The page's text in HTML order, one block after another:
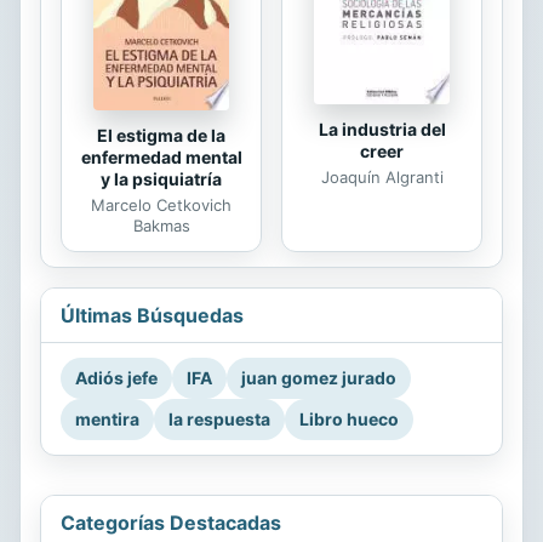
El estigma de la
enfermedad mental
y la psiquiatría
Marcelo Cetkovich
Bakmas
La industria del
creer
Joaquín Algranti
Últimas Búsquedas
Adiós jefe IFA
juan gomez jurado
mentira
la respuesta Libro hueco
Categorías Destacadas